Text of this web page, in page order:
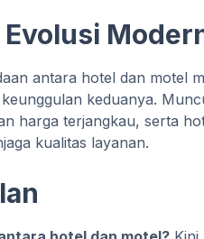
antara hotel dan motel
keduanya.
harga terjangkau, serta
kualitas layanan.